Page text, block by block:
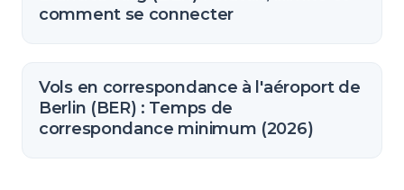
comment se connecter
Vols en correspondance à l'aéroport de
Berlin (BER) : Temps de
correspondance minimum (2026)